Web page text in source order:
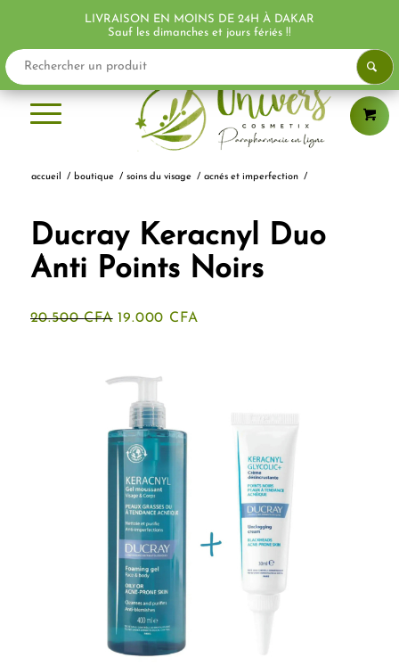
accueil / boutique / soins du visage / acnés et imperfection /
PROMO !
Ducray Keracnyl Duo
Anti Points Noirs
20.500CFA Le
20.500 CFA.
19.000 CFALe
LIVRAISON EN MOINS DE 24H À DAKAR
Sauf les dimanches et jours fériés !!